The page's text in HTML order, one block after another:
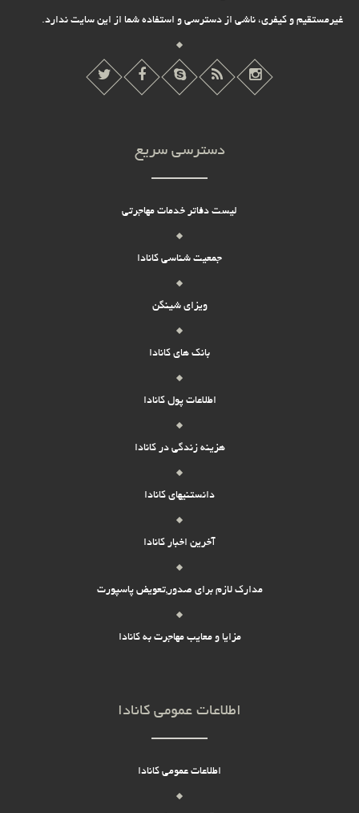
غیرمستقیم و کیفرى، ناشى از دسترسى و استفاده شما از این سایت ندارد.
دسترسی سریع
لیست دفاتر خدمات مهاجرتی
جمعیت شناسی کانادا
ویزای شینگن
بانک های کانادا
اطلاعات پول کانادا
هزینه زندگی در کانادا
دانستنیهای کانادا
آخرین اخبار کانادا
مدارک لازم برای صدور,تعویض پاسپورت
مزایا و معایب مهاجرت به کانادا
اطلاعات عمومی کانادا
اطلاعات عمومی کانادا